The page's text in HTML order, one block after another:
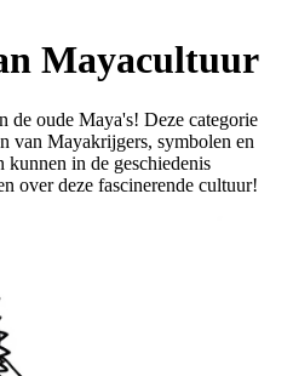
Mayacultuur
de oude Maya's! Deze categorie
van Mayakrijgers, symbolen en
in de geschiedenis
over deze fascinerende cultuur!